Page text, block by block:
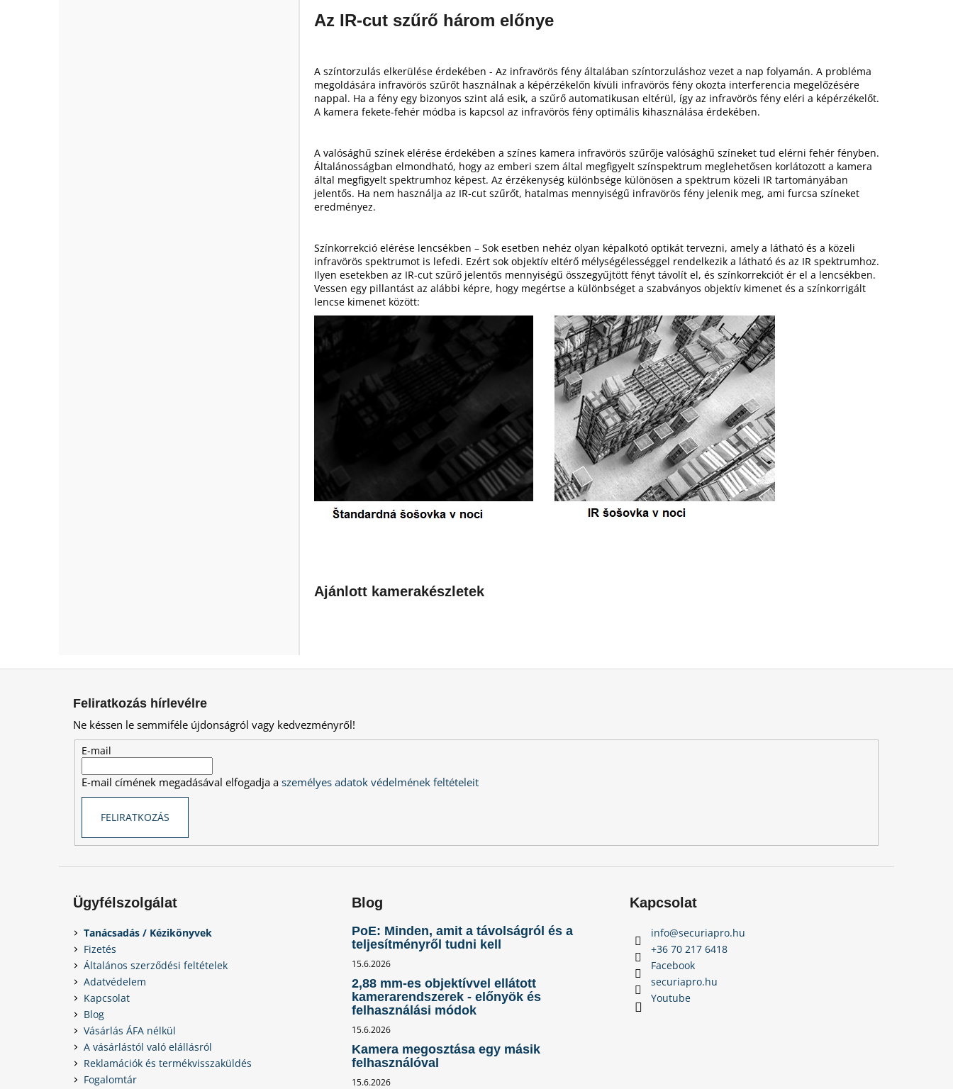
Az IR-cut szűrő három előnye
A színtorzulás elkerülése érdekében - Az infravörös fény általában színtorzuláshoz vezet a nap folyamán. A probléma
megoldására infravörös szűrőt használnak a képérzékelőn kívüli infravörös fény okozta interferencia megelőzésére
nappal. Ha a fény egy bizonyos szint alá esik, a szűrő automatikusan eltérül, így az infravörös fény eléri a képérzékelőt.
A kamera fekete-fehér módba is kapcsol az infravörös fény optimális kihasználása érdekében.
A valósághű színek elérése érdekében a színes kamera infravörös szűrője valósághű színeket tud elérni fehér fényben.
Általánosságban elmondható, hogy az emberi szem által megfigyelt színspektrum meglehetősen korlátozott a kamera
által megfigyelt spektrumhoz képest. Az érzékenység különbsége különösen a spektrum közeli IR tartományában
jelentős. Ha nem használja az IR-cut szűrőt, hatalmas mennyiségű infravörös fény jelenik meg, ami furcsa színeket
eredményez.
Színkorrekció elérése lencsékben – Sok esetben nehéz olyan képalkotó optikát tervezni, amely a látható és a közeli
infravörös spektrumot is lefedi. Ezért sok objektív eltérő mélységélességgel rendelkezik a látható és az IR spektrumhoz.
Ilyen esetekben az IR-cut szűrő jelentős mennyiségű összegyűjtött fényt távolít el, és színkorrekciót ér el a lencsékben.
Vessen egy pillantást az alábbi képre, hogy megértse a különbséget a szabványos objektív kimenet és a színkorrigált
lencse kimenet között:
Ajánlott kamerakészletek
Feliratkozás hírlevélre
Ne késsen le semmiféle újdonságról vagy kedvezményről!
E-mail
E-mail címének megadásával elfogadja aszemélyes adatok védelmének feltételeit
FELIRATKOZÁS
Ügyfélszolgálat
Tanácsadás / Kézikönyvek
Fizetés
Általános szerződési feltételek
Adatvédelem
Kapcsolat
Blog
Vásárlás ÁFA nélkül
A vásárlástól való elállásról
Reklamációk és termékvisszaküldés
Fogalomtár
Blog
PoE: Minden, amit a távolságról és a
teljesítményről tudni kell
15.6.2026
2,88 mm-es objektívvel ellátott
kamerarendszerek - előnyök és
felhasználási módok
15.6.2026
Kamera megosztása egy másik
felhasználóval
15.6.2026
Kapcsolat
info@securiapro.hu
+36 70 217 6418
Facebook
securiapro.hu
Youtube